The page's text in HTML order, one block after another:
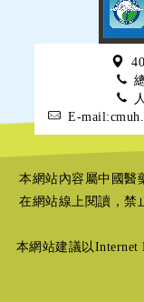
E-
本網站內容屬中國醫
在網站線上閱讀，禁
本網站建議以Internet